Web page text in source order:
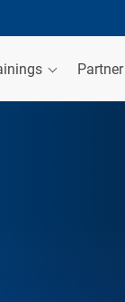
Partner